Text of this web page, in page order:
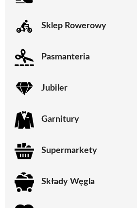
Sklep Rowerowy
Pasmanteria
Jubiler
Garnitury
Supermarkety
Składy Węgla